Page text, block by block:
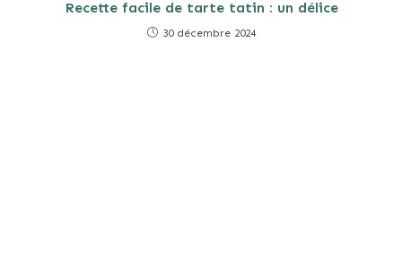
Recette facile de tarte tatin : un délice
30 décembre 2024